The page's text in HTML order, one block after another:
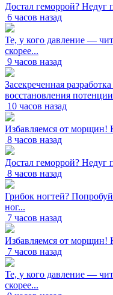
Достал геморрой? Недуг
6 часов назад
Те, у кого давление —
скорее...
9 часов назад
Засекреченная
восстановления потенции
10 часов назад
Избавляемся от морщин!
8 часов назад
Достал геморрой? Недуг
8 часов назад
Грибок ногтей?
ног...
7 часов назад
Избавляемся от морщин!
7 часов назад
Те, у кого давление —
скорее...